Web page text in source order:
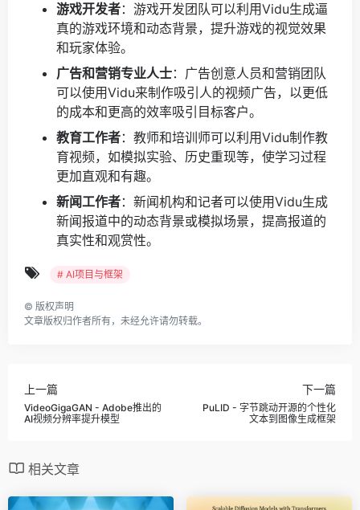
游戏开发者：游戏开发团队可以利用Vidu生成逼
真的游戏环境和动态背景，提升游戏的视觉效果
和玩家体验。
广告和营销专业人士：广告创意人员和营销团队
可以使用Vidu来制作吸引人的视频广告，以更低
的成本和更高的效率吸引目标客户。
教育工作者：教师和培训师可以利用Vidu制作教
育视频，如模拟实验、历史重现等，使学习过程
更加直观和有趣。
新闻工作者：新闻机构和记者可以使用Vidu生成
新闻报道中的动态背景或模拟场景，提高报道的
真实性和观赏性。
# AI项目与框架
© 版权声明
文章版权归作者所有，未经允许请勿转载。
上一篇
VideoGigaGAN - Adobe推出的
AI视频分辨率提升模型
下一篇
PuLID - 字节跳动开源的个性化
文本到图像生成框架
相关文章